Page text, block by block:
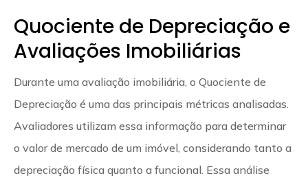
Quociente de Depreciação e
Avaliações Imobiliárias
Durante uma avaliação imobiliária, o Quociente de
Depreciação é uma das principais métricas analisadas.
Avaliadores utilizam essa informação para determinar
o valor de mercado de um imóvel, considerando tanto a
depreciação física quanto a funcional. Essa análise